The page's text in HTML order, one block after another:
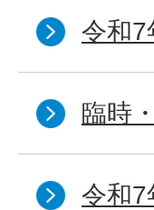
令和7
臨時
令和7